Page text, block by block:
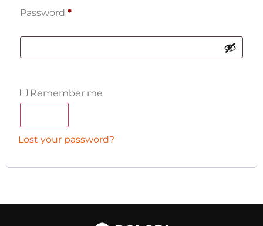
Password *
Remember me
Lost your password?